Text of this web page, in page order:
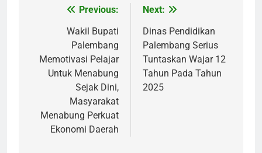
navigation
Previous:
Wakil Bupati
Palembang
Memotivasi Pelajar
Untuk Menabung
Sejak Dini,
Masyarakat
Menabung Perkuat
Ekonomi Daerah
Next:
Dinas Pendidikan
Palembang Serius
Tuntaskan Wajar 12
Tahun Pada Tahun
2025